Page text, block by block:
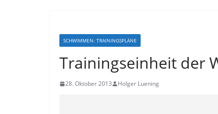
SCHWIMMEN: TRAININGSPLÄNE
Trainingseinheit der
28. Oktober 2013 Holger Luening